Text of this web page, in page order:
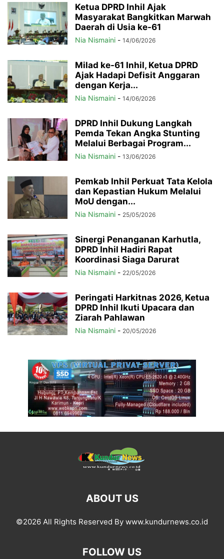
Ketua DPRD Inhil Ajak
Masyarakat Bangkitkan Marwah
Daerah di Usia ke-61
Nia Nismaini - 14/06/2026
Milad ke-61 Inhil, Ketua DPRD
Ajak Hadapi Defisit Anggaran
dengan Kerja...
Nia Nismaini - 14/06/2026
DPRD Inhil Dukung Langkah
Pemda Tekan Angka Stunting
Melalui Berbagai Program...
Nia Nismaini - 13/06/2026
Pemkab Inhil Perkuat Tata Kelola
dan Kepastian Hukum Melalui
MoU dengan...
Nia Nismaini - 25/05/2026
Sinergi Penanganan Karhutla,
DPRD Inhil Hadiri Rapat
Koordinasi Siaga Darurat
Nia Nismaini - 22/05/2026
Peringati Harkitnas 2026, Ketua
DPRD Inhil Ikuti Upacara dan
Ziarah Pahlawan
Nia Nismaini - 20/05/2026
ABOUT US
©2026 All Rights Reserved By www.kundurnews.co.id
FOLLOW US